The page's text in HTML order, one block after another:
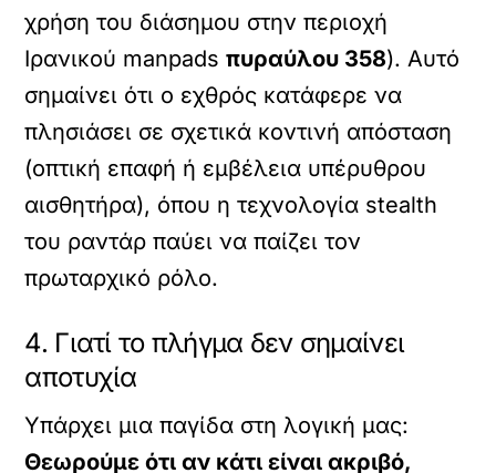
χρήση του διάσημου στην περιοχή
Ιρανικού manpadsπυραύλου 358). Αυτό
σημαίνει ότι ο εχθρός κατάφερε να
πλησιάσει σε σχετικά κοντινή απόσταση
(οπτική επαφή ή εμβέλεια υπέρυθρου
αισθητήρα), όπου η τεχνολογία stealth
του ραντάρ παύει να παίζει τον
πρωταρχικό ρόλο.
4. Γιατί το πλήγμα δεν σημαίνει
αποτυχία
Υπάρχει μια παγίδα στη λογική μας:
Θεωρούμε ότι αν κάτι είναι ακριβό,